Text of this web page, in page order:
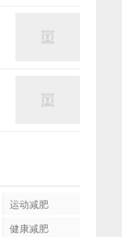
运动减肥
健康减肥